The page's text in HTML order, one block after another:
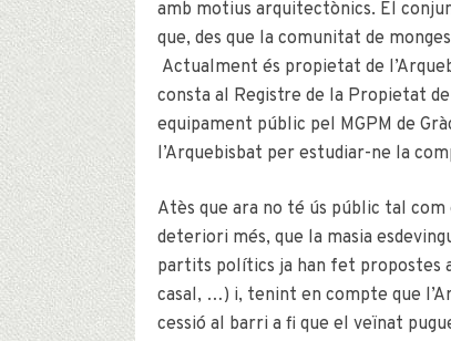
amb motius arquitectònics. El
que, des que la comunitat de
Actualment és propietat de
consta al Registre de la Propietat
equipament públic pel MGPM de
l’Arquebisbat per estudiar-ne la
Atès que ara no té ús públic tal
deteriori més, que la masia
partits polítics ja han fet propostes
casal, …) i, tenint en compte que
cessió al barri a fi que el veïnat